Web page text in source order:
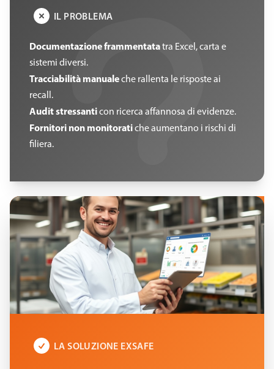
IL PROBLEMA
Documentazione frammentatatra Excel, carta e
sistemi diversi.
Tracciabilità manualeche rallenta le risposte ai
recall.
Audit stressanticon ricerca affannosa di evidenze.
Fornitori non monitoratiche aumentano i rischi di
filiera.
LA SOLUZIONE EXSAFE